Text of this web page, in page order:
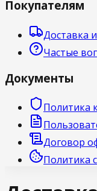
Покупателям
Доставка
Частые
Документы
Политика
Договор
Политика